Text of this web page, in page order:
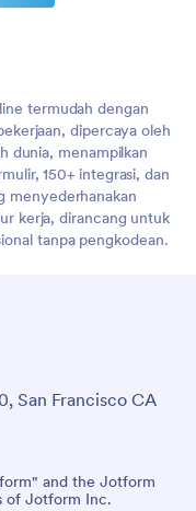
termudah dengan
dipercaya oleh
dunia, menampilkan
150+ integrasi, dan
menyederhanakan
kerja, dirancang untuk
tanpa pengkodean.
San Francisco CA
and the Jotform
of Jotform Inc.